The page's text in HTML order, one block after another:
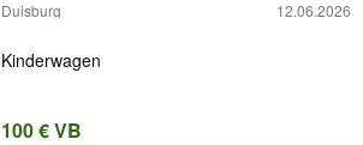
Duisburg 12.06.2026
Kinderwagen
100 € VB